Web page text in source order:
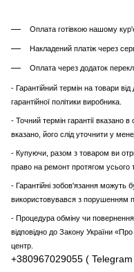
Оплата готівкою нашому
Накладений платіж через
Оплата через додаток
- Гарантійний термін на товари
гарантійної політики виробника.
- Точний термін гарантії вказано
вказано, його слід уточнити у
- Купуючи, разом з товаром ви
право на ремонт протягом усього
- Гарантійні зобов'язання можуть
використовувався з порушенням
- Процедура обміну чи
відповідно до Закону України
центр.
+380967029055 (